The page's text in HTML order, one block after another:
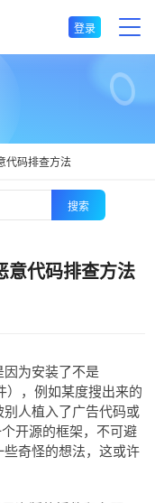
登录
代码排查方法
搜索
代码排查方法
为安装了不是
），例如某度搜出来的
人植入了广告代码或
开源的框架，不可避
奇怪的想法，这或许